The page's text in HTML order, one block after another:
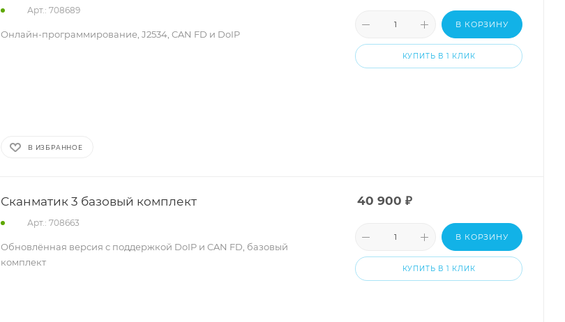
Арт.: 708689
Онлайн-программирование, J2534, CAN FD и DoIP
В ИЗБРАННОЕ
В КОРЗИНУ
КУПИТЬ В 1 КЛИК
Сканматик 3 базовый комплект
Арт.: 708663
Обновлённая версия с поддержкой DoIP и CAN FD, базовый
комплект
40 900 ₽
В КОРЗИНУ
КУПИТЬ В 1 КЛИК